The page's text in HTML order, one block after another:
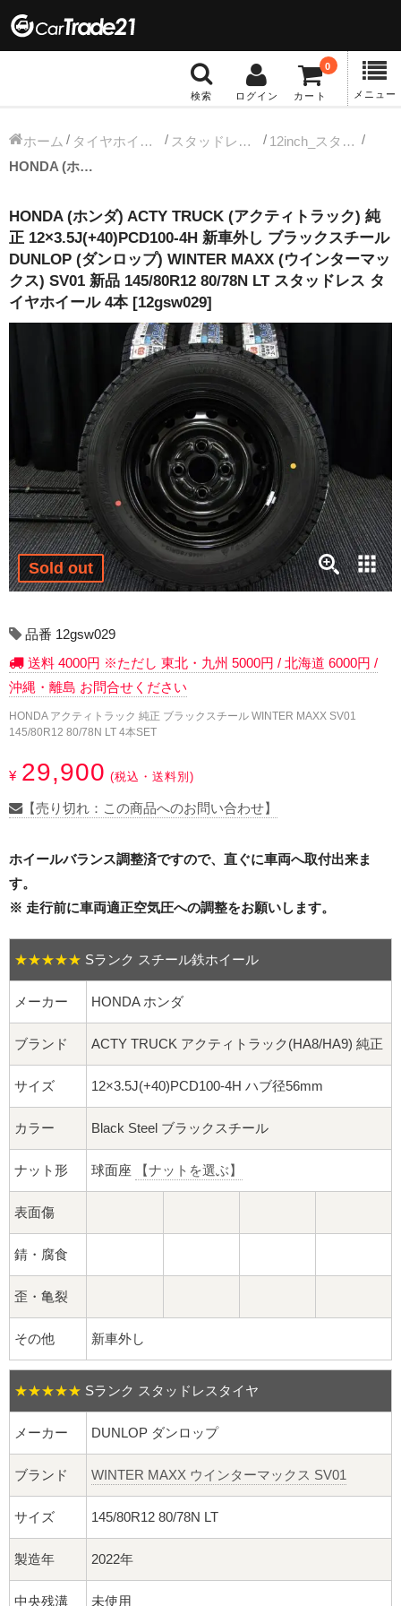
検索 ログイン カート
0
メニュー
冬タイヤホイール
13インチ：冬タイヤホイール
14インチ：冬タイヤホイール
15インチ：冬タイヤホイール
16インチ：冬タイヤホイール
17インチ：冬タイヤホイール
18インチ：冬タイヤホイール
19インチ：冬タイヤホイール
20インチ：冬タイヤホイール
夏タイヤホイール
12インチ：夏タイヤホイール
13インチ：夏タイヤホイール
14インチ：夏タイヤホイール
15インチ：夏タイヤホイール
16インチ：夏タイヤホイール
17インチ：夏タイヤホイール
19インチ：夏タイヤホイール
20インチ：夏タイヤホイール
ホイールナット
ショート平面ナット
球面座ナット
ロング球面ナット
ショート球面ナット
貫通ナット
袋ナット
ロング袋ナット
ショート袋ナット
スチール鉄ホイール
持ち込み交換工賃
ホーム タイヤホイールセット スタッドレス中古タイヤホイール
12inch_スタッドレス中古タイヤホイール
HONDA (ホンダ) ACTY TRUCK (アクティトラック) 純正 12×3.5J(+40)PCD100-4H 新車外し ブラックスチール DUNLOP (ダンロップ) WINTER MAXX (ウインターマックス) SV01 新品 145/80R12 80/78N LT スタッドレス タイヤホイール 4本 [12gsw029]
HONDA (ホンダ) ACTY TRUCK (アクティトラック) 純
正 12×3.5J(+40)PCD100-4H 新車外し ブラックスチール
DUNLOP (ダンロップ) WINTER MAXX (ウインターマッ
クス) SV01 新品 145/80R12 80/78N LT スタッドレス タ
イヤホイール 4本 [12gsw029]
Sold out
品番 12gsw029
送料 4000円 ※ただし 東北・九州 5000円 / 北海道 6000円 /
沖縄・離島 お問合せください
HONDA アクティトラック 純正 ブラックスチール WINTER MAXX SV01
145/80R12 80/78N LT 4本SET
¥ 29,900 (税込・送料別)
【売り切れ：この商品へのお問い合わせ】
ホイールバランス調整済ですので、直ぐに車両へ取付出来ま
す。
※ 走行前に車両適正空気圧への調整をお願いします。
★★★★★ Sランク スチール鉄ホイール
メーカー HONDA ホンダ
ブランド ACTY TRUCK アクティトラック(HA8/HA9) 純正
サイズ 12×3.5J(+40)PCD100-4H ハブ径56mm
カラー Black Steel ブラックスチール
ナット形 球面座 【ナットを選ぶ】
表面傷
錆・腐食
歪・亀裂
その他 新車外し
★★★★★ Sランク スタッドレスタイヤ
メーカー DUNLOP ダンロップ
ブランド WINTER MAXX ウインターマックス SV01
サイズ 145/80R12 80/78N LT
製造年 2022年
中央残溝 未使用